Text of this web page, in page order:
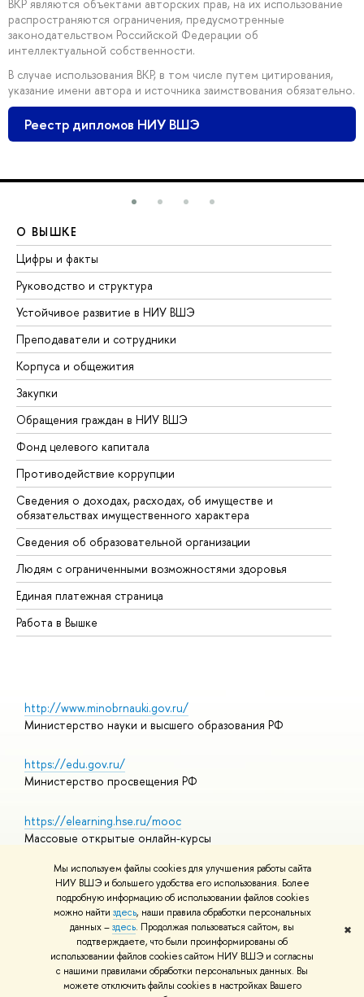
Мы используем файлы cookies для улучшения работы сайта
НИУ ВШЭ и большего удобства его использования. Более
подробную информацию об использовании файлов cookies
можно найти здесь, наши правила обработки персональных
данных –здесь. Продолжая пользоваться сайтом, вы
подтверждаете, что были проинформированы об
использовании файлов cookies сайтом НИУ ВШЭ и согласны
с нашими правилами обработки персональных данных. Вы
можете отключить файлы cookies в настройках Вашего
✖
ВКР являются объектами авторских прав, на их использование
распространяются ограничения, предусмотренные
законодательством Российской Федерации об
интеллектуальной собственности.
В случае использования ВКР, в том числе путем цитирования,
указание имени автора и источника заимствования обязательно.
Реестр дипломов НИУ ВШЭ
О ВЫШКЕ
Цифры и факты
Руководство и структура
Устойчивое развитие в НИУ ВШЭ
Преподаватели и сотрудники
Корпуса и общежития
Закупки
Обращения граждан в НИУ ВШЭ
Фонд целевого капитала
Противодействие коррупции
Сведения о доходах, расходах, об имуществе и
обязательствах имущественного характера
Сведения об образовательной организации
Людям с ограниченными возможностями здоровья
Единая платежная страница
Работа в Вышке
http://www.minobrnauki.gov.ru/
Министерство науки и высшего образования РФ
https://edu.gov.ru/
Министерство просвещения РФ
https://elearning.hse.ru/mooc
Массовые открытые онлайн-курсы
© НИУ ВШЭ 1993–2026
Адреса и контакты
Условия использования материалов
Политика конфиденциальности
Правила применения рекомендательных технологий в НИУ ВШЭ
Карта сайта